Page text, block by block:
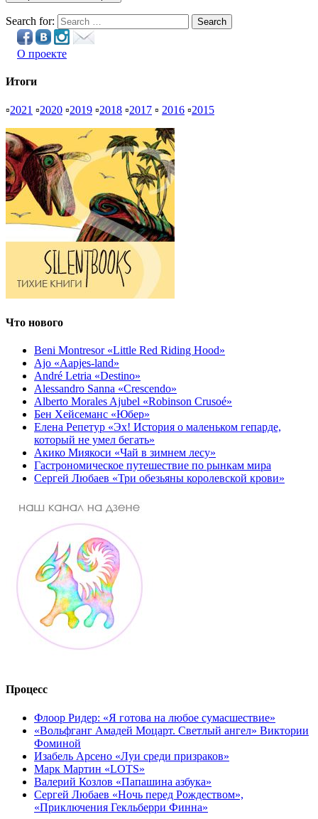
Search for: Search
О проекте
Итоги
▫2021 ▫2020 ▫2019 ▫2018 ▫2017 ▫ 2016 ▫2015
Что нового
Beni Montresor «Little Red Riding Hood»
Ajo «Aapjes-land»
André Letria «Destino»
Alessandro Sanna «Crescendo»
Alberto Morales Ajubel «Robinson Crusoé»
Бен Хейсеманс «Юбер»
Елена Репетур «Эх! История о маленьком гепарде,
который не умел бегать»
Акико Миякоси «Чай в зимнем лесу»
Гастрономическое путешествие по рынкам мира
Сергей Любаев «Три обезьяны королевской крови»
Процесс
Флоор Ридер: «Я готова на любое сумасшествие»
«Вольфганг Амадей Моцарт. Светлый ангел» Виктории
Фоминой
Изабель Арсено «Луи среди призраков»
Марк Мартин «LOTS»
Валерий Козлов «Папашина азбука»
Сергей Любаев «Ночь перед Рождеством»,
«Приключения Гекльберри Финна»